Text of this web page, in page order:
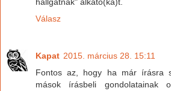
hallgatnak" alkato(ka)t.
Válasz
Kapat 2015. március 28. 15:11
Fontos az, hogy ha már írásra
mások írásbeli gondolatainak